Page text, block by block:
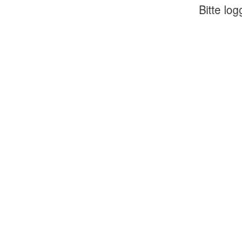
Bitte